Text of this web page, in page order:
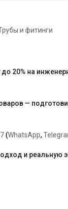
и фитинги
20% на
—
(WhatsApp,
и реальную